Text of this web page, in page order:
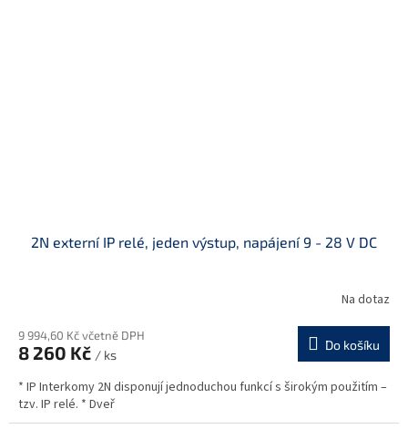
2N externí IP relé, jeden výstup, napájení 9 - 28 V DC
Na dotaz
9 994,60 Kč včetně DPH
8 260 Kč / ks
Do košíku
* IP Interkomy 2N disponují jednoduchou funkcí s širokým použitím –
tzv. IP relé. * Dveř